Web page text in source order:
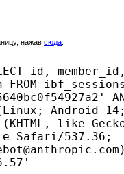
нажав сюда